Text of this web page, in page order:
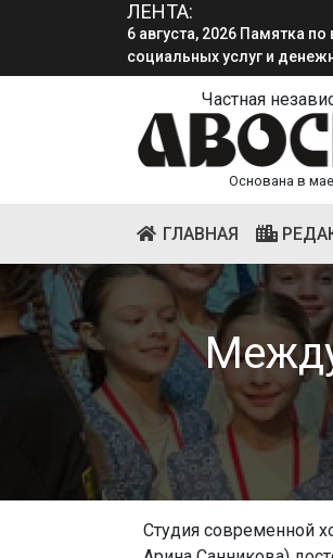
ЛЕНТА:
4 августа, 2026 «Мы
смена.
социальных услуг и
Частная
Основана в мае
ГЛАВНАЯ(CURRENT)
Студия современной